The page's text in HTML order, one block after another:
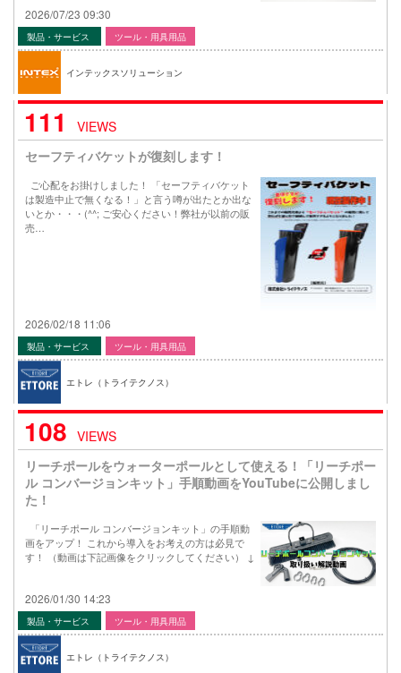
2026/07/23 09:30
製品・サービス ツール・用具用品
インテックスソリューション
111
VIEWS
セーフティバケットが復刻します！
ご心配をお掛けしました！ 「セーフティバケット
は製造中止で無くなる！」と言う噂が出たとか出な
いとか・・・(^^; ご安心ください！弊社が以前の販
売…
2026/02/18 11:06
製品・サービス ツール・用具用品
エトレ（トライテクノス）
108 VIEWS
リーチポールをウォーターポールとして使える！「リーチポー
ル コンバージョンキット」手順動画をYouTubeに公開しまし
た！
「リーチポール コンバージョンキット」の手順動
画をアップ！ これから導入をお考えの方は必見で
す！ （動画は下記画像をクリックしてください） ↓
2026/01/30 14:23
製品・サービス ツール・用具用品
エトレ（トライテクノス）